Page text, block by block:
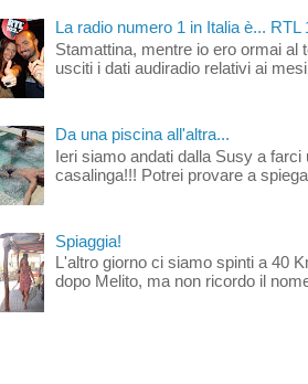
La radio numero 1 in Italia è... RTL
Stamattina, mentre io ero ormai al
usciti i dati audiradio relativi ai
Da una piscina all'altra...
Ieri siamo andati dalla Susy a
casalinga!!! Potrei provare a
Spiaggia!
L'altro giorno ci siamo spinti a 40
dopo Melito, ma non ricordo il